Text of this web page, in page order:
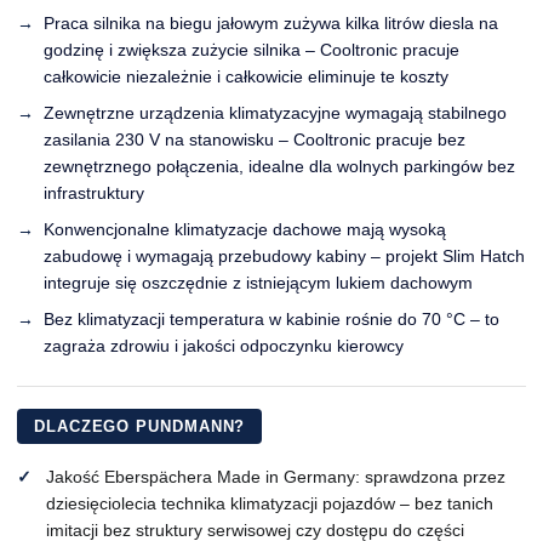
Praca silnika na biegu jałowym zużywa kilka litrów diesla na
godzinę i zwiększa zużycie silnika – Cooltronic pracuje
całkowicie niezależnie i całkowicie eliminuje te koszty
Zewnętrzne urządzenia klimatyzacyjne wymagają stabilnego
zasilania 230 V na stanowisku – Cooltronic pracuje bez
zewnętrznego połączenia, idealne dla wolnych parkingów bez
infrastruktury
Konwencjonalne klimatyzacje dachowe mają wysoką
zabudowę i wymagają przebudowy kabiny – projekt Slim Hatch
integruje się oszczędnie z istniejącym lukiem dachowym
Bez klimatyzacji temperatura w kabinie rośnie do 70 °C – to
zagraża zdrowiu i jakości odpoczynku kierowcy
DLACZEGO PUNDMANN?
Jakość Eberspächera Made in Germany: sprawdzona przez
dziesięciolecia technika klimatyzacji pojazdów – bez tanich
imitacji bez struktury serwisowej czy dostępu do części